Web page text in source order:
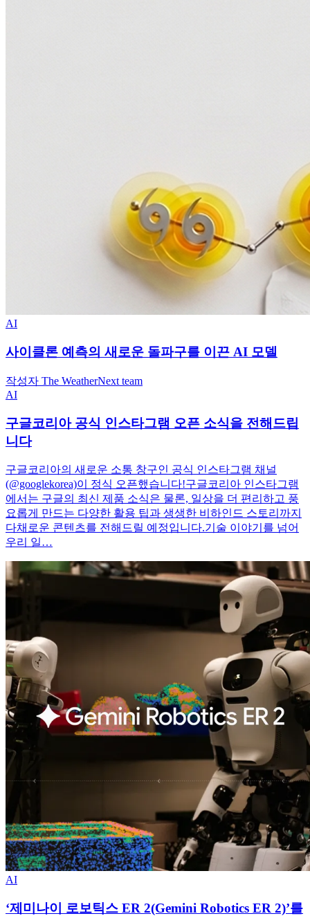
AI
사이클론 예측의 새로운 돌파구를 이끈 AI 모델
작성자 The WeatherNext team
AI
구글코리아 공식 인스타그램 오픈 소식을 전해드립
니다
구글코리아의 새로운 소통 창구인 공식 인스타그램 채널
(@googlekorea)이 정식 오픈했습니다!구글코리아 인스타그램
에서는 구글의 최신 제품 소식은 물론, 일상을 더 편리하고 풍
요롭게 만드는 다양한 활용 팁과 생생한 비하인드 스토리까지
다채로운 콘텐츠를 전해드릴 예정입니다.기술 이야기를 넘어
우리 일…
AI
‘제미나이 로보틱스 ER 2(Gemini Robotics ER 2)’를